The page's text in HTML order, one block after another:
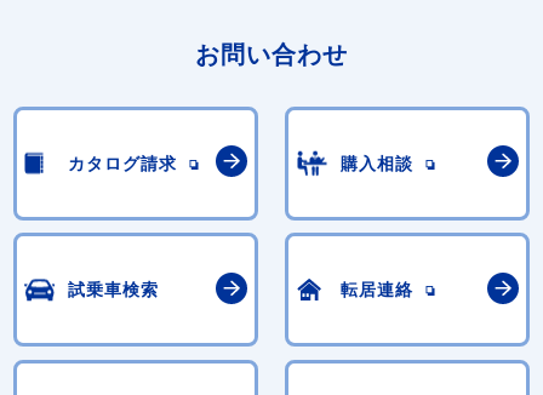
お問い合わせ
カタログ請求 購入相談
試乗車検索 転居連絡